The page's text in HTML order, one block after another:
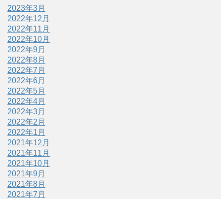
2023年3月
2022年12月
2022年11月
2022年10月
2022年9月
2022年8月
2022年7月
2022年6月
2022年5月
2022年4月
2022年3月
2022年2月
2022年1月
2021年12月
2021年11月
2021年10月
2021年9月
2021年8月
2021年7月